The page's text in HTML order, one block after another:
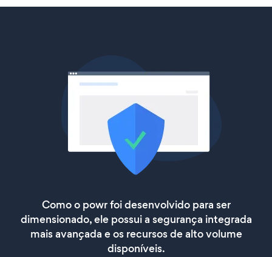
Como o powr foi desenvolvido para ser
dimensionado, ele possui a segurança integrada
mais avançada e os recursos de alto volume
disponíveis.